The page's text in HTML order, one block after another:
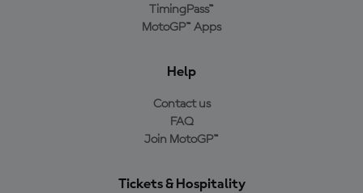
TimingPass™
MotoGP™ Apps
Help
Contact us
FAQ
Join MotoGP™
Tickets & Hospitality